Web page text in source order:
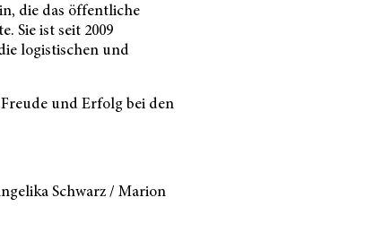
die das öffentliche
Sie ist seit 2009
logistischen und
und Erfolg bei den
Schwarz / Marion